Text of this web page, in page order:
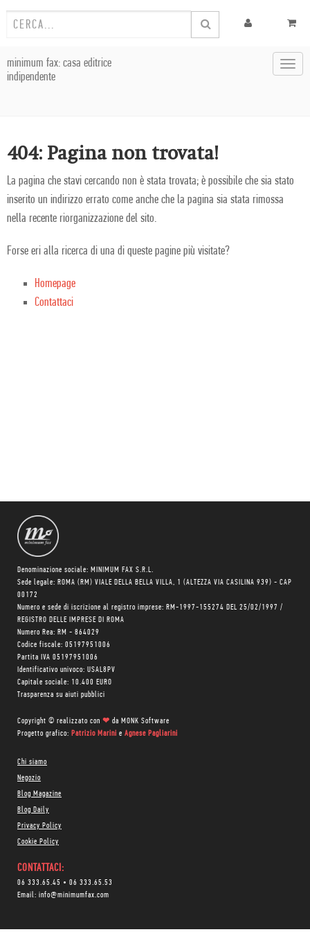
minimum fax: casa editrice
indipendente
404: Pagina non trovata!
La pagina che stavi cercando non è stata trovata; è possibile che sia stato
inserito un indirizzo errato come anche che la pagina sia stata rimossa
nella recente riorganizzazione del sito.
Forse eri alla ricerca di una di queste pagine più visitate?
Homepage
Contattaci
Denominazione sociale: MINIMUM FAX S.R.L.
Sede legale: ROMA (RM) VIALE DELLA BELLA VILLA, 1 (ALTEZZA VIA CASILINA 939) - CAP
00172
Numero e sede di iscrizione al registro imprese: RM-1997-155274 DEL 25/02/1997 /
REGISTRO DELLE IMPRESE DI ROMA
Numero Rea: RM - 864029
Codice fiscale: 05197951006
Partita IVA 05197951006
Identificativo univoco: USAL8PV
Capitale sociale: 10.400 EURO
Trasparenza su aiuti pubblici
Copyright © realizzato con ❤ da MONK Software
Progetto grafico: Patrizio Marini e Agnese Pagliarini
Chi siamo
Negozio
Blog Magazine
Blog Daily
Privacy Policy
Cookie Policy
CONTATTACI:
06 333.65.45 • 06 333.65.53
Email: info@minimumfax.com